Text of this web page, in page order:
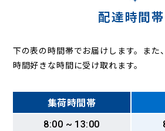
配達時間帯
下の表の時間帯でお届けします。また
時間好きな時間に受け取れます。
集荷時間帯
8:00 ~ 13:00